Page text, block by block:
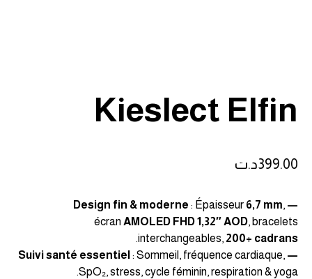
Kieslect Elfin
399.00د.ت
— Design fin & moderne
: Épaisseur 6,7 mm,
écran AMOLED FHD 1,32″ AOD, bracelets
interchangeables, 200+ cadrans
.
— Suivi santé essentiel
: Sommeil, fréquence cardiaque,
SpO₂, stress, cycle féminin, respiration & yoga.